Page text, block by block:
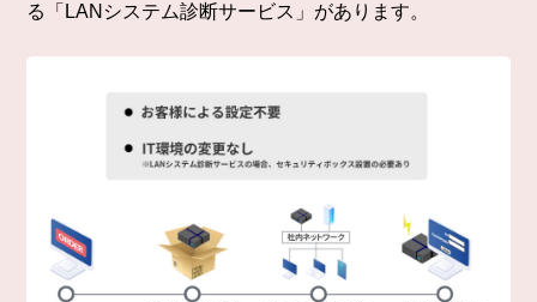
る「LANシステム診断サービス」があります。